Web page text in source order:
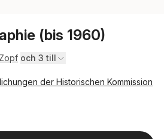
(bis 1960)
och 3 till
der Historischen Kommission